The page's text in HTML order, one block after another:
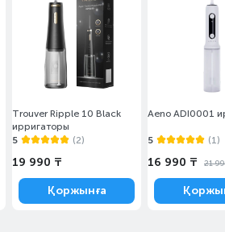
Trouver Ripple 10 Black
ирригаторы
5
(2)
19 990 ₸
Қоржынға
Aeno ADI0001
5 (1)
16 990 ₸ 21